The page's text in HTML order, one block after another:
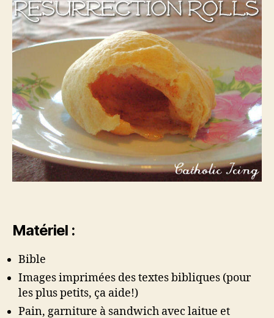
Matériel :
Bible
Images imprimées des textes bibliques (pour
les plus petits, ça aide!)
Pain, garniture à sandwich avec laitue et